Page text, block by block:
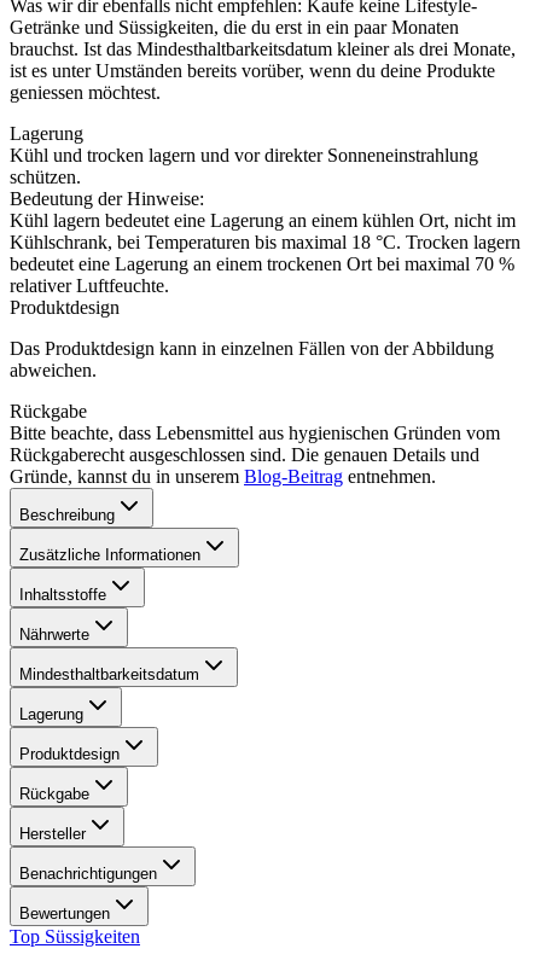
Was wir dir ebenfalls nicht empfehlen: Kaufe keine Lifestyle-
Getränke und Süssigkeiten, die du erst in ein paar Monaten
brauchst. Ist das Mindesthaltbarkeitsdatum kleiner als drei Monate,
ist es unter Umständen bereits vorüber, wenn du deine Produkte
geniessen möchtest.
Lagerung
Kühl und trocken lagern und vor direkter Sonneneinstrahlung
schützen.
Bedeutung der Hinweise:
Kühl lagern bedeutet eine Lagerung an einem kühlen Ort, nicht im
Kühlschrank, bei Temperaturen bis maximal 18 °C. Trocken lagern
bedeutet eine Lagerung an einem trockenen Ort bei maximal 70 %
relativer Luftfeuchte.
Produktdesign
Das Produktdesign kann in einzelnen Fällen von der Abbildung
abweichen.
Rückgabe
Bitte beachte, dass Lebensmittel aus hygienischen Gründen vom
Rückgaberecht ausgeschlossen sind. Die genauen Details und
Gründe, kannst du in unserem Blog-Beitrag entnehmen.
Beschreibung
Zusätzliche Informationen
Inhaltsstoffe
Nährwerte
Mindesthaltbarkeitsdatum
Lagerung
Produktdesign
Rückgabe
Hersteller
Benachrichtigungen
Bewertungen
Top Süssigkeiten